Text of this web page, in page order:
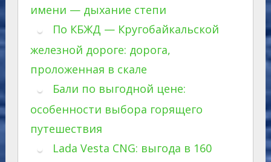
имени — дыхание степи
По КБЖД — Кругобайкальской
железной дороге: дорога,
проложенная в скале
Бали по выгодной цене:
особенности выбора горящего
путешествия
Lada Vesta CNG: выгода в 160